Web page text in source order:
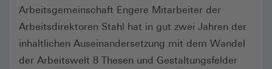
Arbeitsgemeinschaft Engere Mitarbeiter der
Arbeitsdirektoren Stahl hat in gut zwei Jahren der
inhaltlichen Auseinandersetzung mit dem Wandel
der Arbeitswelt 8 Thesen und Gestaltungsfelder